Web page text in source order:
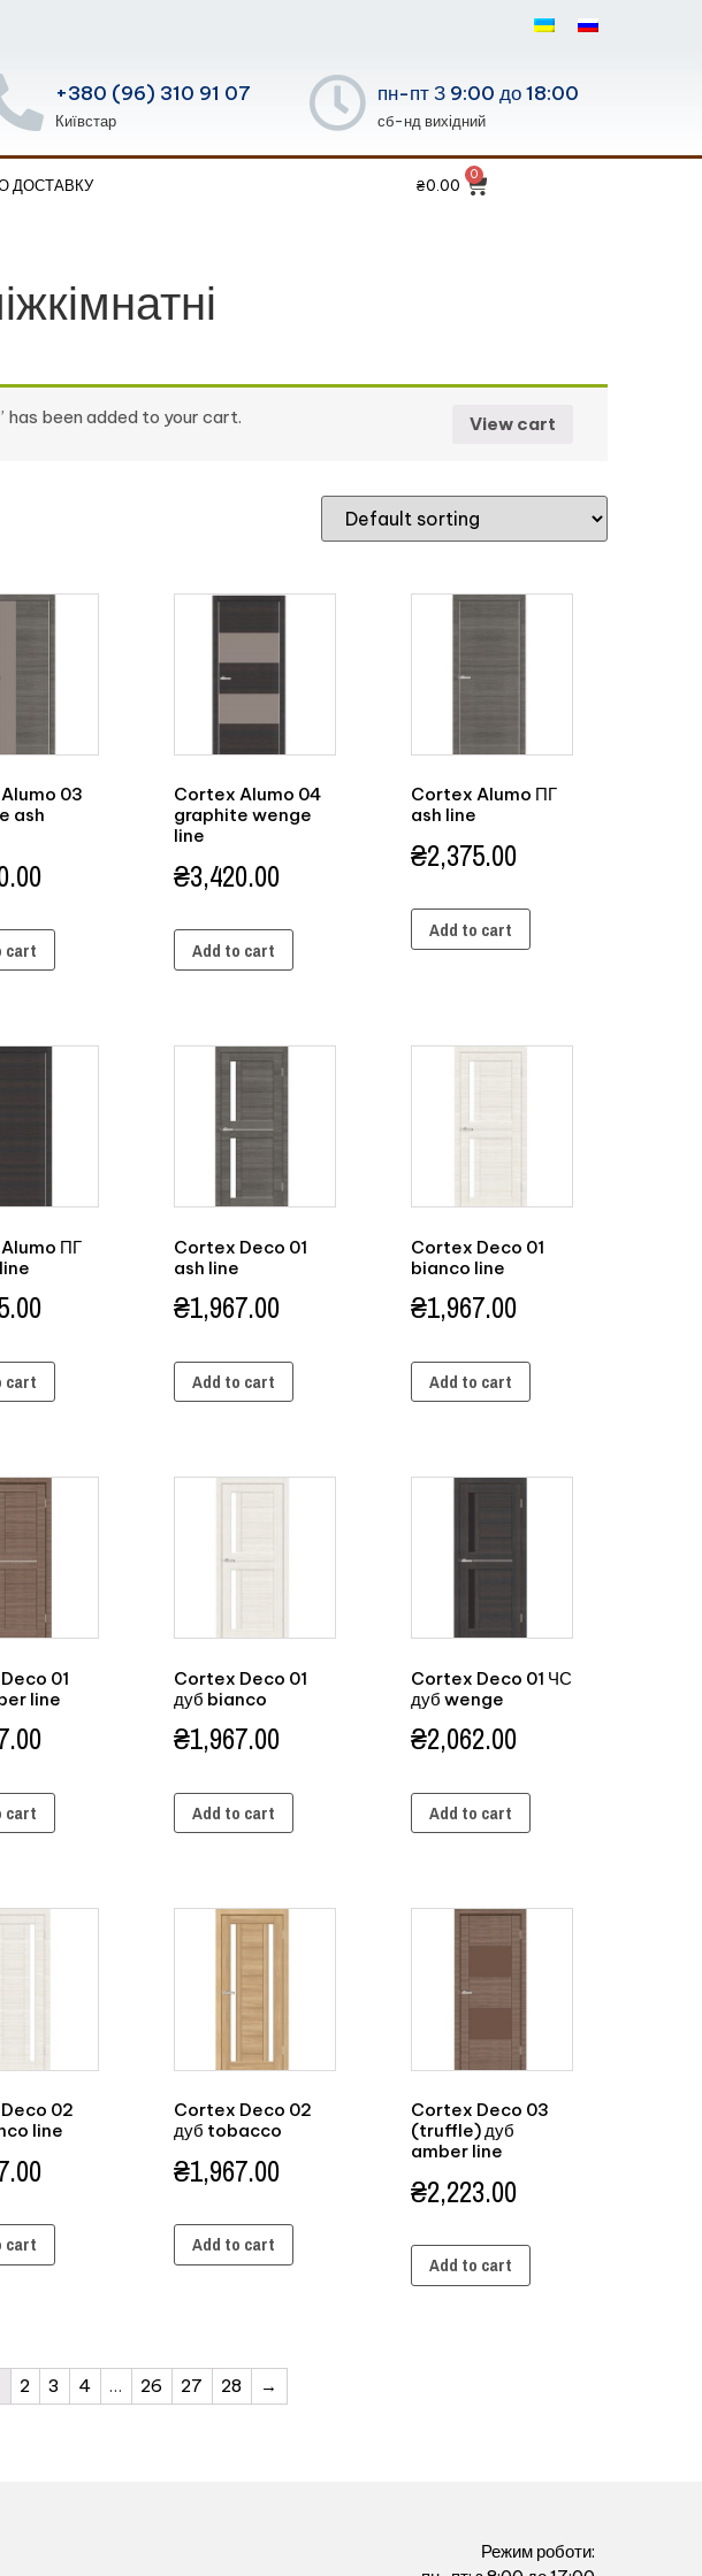
+380 (96) 310 91 07
Київстар
пн-пт З 9:00 до 18:00
сб-нд вихідний
ДОСТАВКУ ₴0.00
View cart
has been added to your cart.
03
ash
cart
Cortex Alumo 04
graphite wenge
line
₴3,420.00
Add to cart
Cortex Alumo ПГ
ash line
₴2,375.00
Add to cart
ПГ
cart
Cortex Deco 01
ash line
₴1,967.00
Add to cart
Cortex Deco 01
bianco line
₴1,967.00
Add to cart
01
line
cart
Cortex Deco 01
дуб bianco
₴1,967.00
Add to cart
Cortex Deco 01 ЧС
дуб wenge
₴2,062.00
Add to cart
02
line
cart
Cortex Deco 02
дуб tobacco
₴1,967.00
Add to cart
Cortex Deco 03
(truffle) дуб
amber line
₴2,223.00
Add to cart
2 3 4 … 26 27 28 →
Режим роботи: